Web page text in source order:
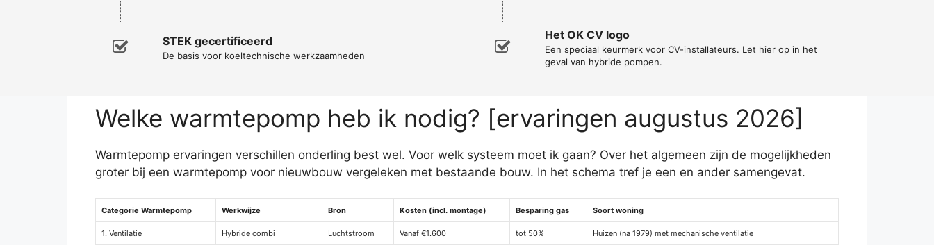
STEK gecertificeerd
De basis voor koeltechnische werkzaamheden
Het OK CV logo
Een speciaal keurmerk voor CV-installateurs. Let hier op in het
geval van hybride pompen.
Welke warmtepomp heb ik nodig? [ervaringen augustus 2026]
Warmtepomp ervaringen verschillen onderling best wel. Voor welk systeem moet ik gaan? Over het algemeen zijn de mogelijkheden
groter bij een warmtepomp voor nieuwbouw vergeleken met bestaande bouw. In het schema tref je een en ander samengevat.
Categorie Warmtepomp Werkwijze Bron Kosten (incl. montage) Besparing gas Soort woning
1. Ventilatie Hybride combi Luchtstroom Vanaf €1.600 tot 50% Huizen (na 1979) met mechanische ventilatie